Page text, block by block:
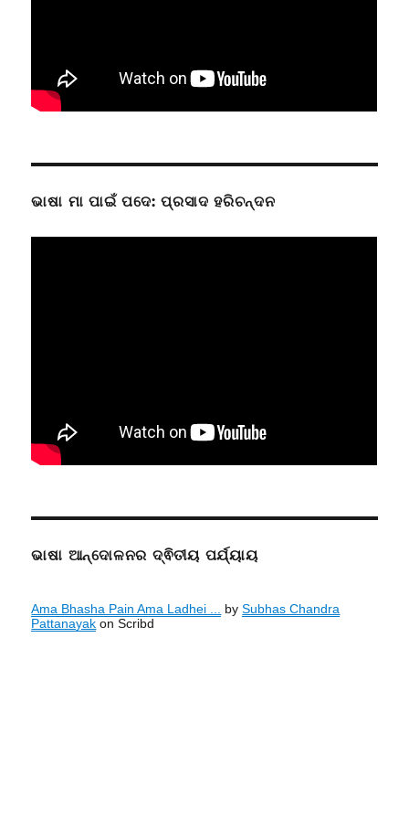
ଭାଷା ମା ପାଇଁ ପଦେ: ପ୍ରସାଦ ହରିଚନ୍ଦନ
ଭାଷା ଆନ୍ଦୋଳନର ଦ୍ଵିତୀୟ ପର୍ଯ୍ୟାୟ
Ama Bhasha Pain Ama Ladhei ... bySubhas Chandra
Pattanayak on Scribd